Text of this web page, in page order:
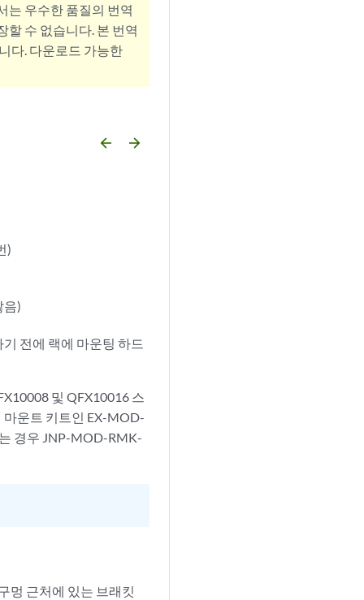
는 우수한 품질의 번역
할 수 없습니다. 본 번역
다. 다운로드 가능한
arrow_backward arrow_forward
)
음)
전에 랙에 마운팅 하드
및 QFX10016 스
마운트 키트인 EX-MOD-
경우 JNP-MOD-RMK-
멍 근처에 있는 브래킷